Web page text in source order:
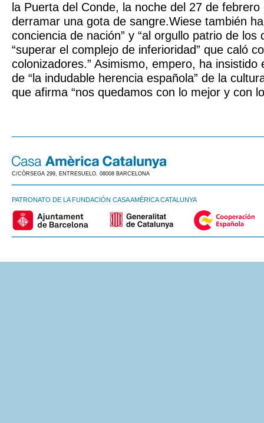
la Puerta del Conde, la noche del 27 de
derramar una gota de sangre.Wiese también
conciencia de nación” y “al orgullo patrio de los
“superar el complejo de inferioridad” que caló
colonizadores.” Asimismo, empero, ha insistido
de “la indudable herencia española” de la
que afirma “nos quedamos con lo mejor y con
C/CÒRSEGA 299, ENTRESUELO. 08008 BARCELONA
PATRONATO DE LA FUNDACIÓN CASA AMÈRICA CATALUNYA